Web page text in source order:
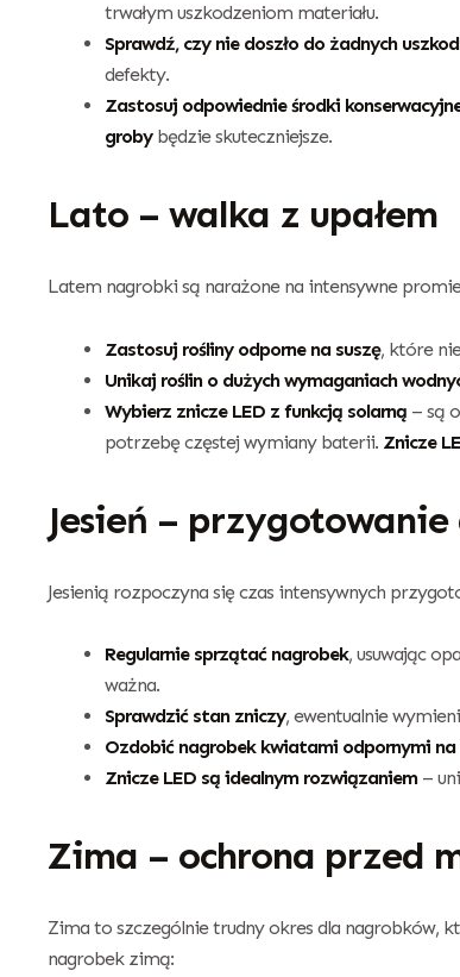
trwałym uszkodzeniom materiału.
Sprawdź, czy nie doszło do żadnych
defekty.
Zastosuj odpowiednie środki
grobybędzie skuteczniejsze.
Lato – walka z upałem
Latem nagrobki są narażone na intensywne
Zastosuj rośliny odporne na suszę, które
Unikaj roślin o dużych wymaganiach
Wybierz znicze LED z funkcją solarną – są
potrzebę częstej wymiany baterii. Znicze
Jesień –
Jesienią rozpoczyna się czas intensywnych
Regularnie sprzątać nagrobek, usuwając
ważna.
Sprawdzić stan zniczy, ewentualnie
Ozdobić nagrobek kwiatami odpornymi na
Znicze LED są idealnym rozwiązaniem–
Zima – ochrona przed
Zima to szczególnie trudny okres dla nagrobków,
nagrobek zimą: